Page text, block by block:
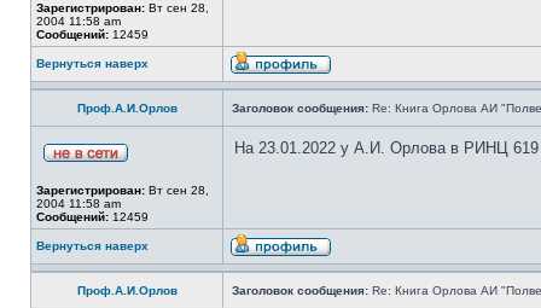
Зарегистрирован: Вт сен 28,
2004 11:58 am
Сообщений: 12459
Вернуться наверх
Проф.А.И.Орлов Заголовок сообщения: Re: Книга Орлова АИ
Зарегистрирован: Вт сен 28,
2004 11:58 am
Сообщений: 12459
На 23.01.2022 у А.И. Орлова в РИНЦ 619
Вернуться наверх
Проф.А.И.Орлов Заголовок сообщения: Re: Книга Орлова АИ